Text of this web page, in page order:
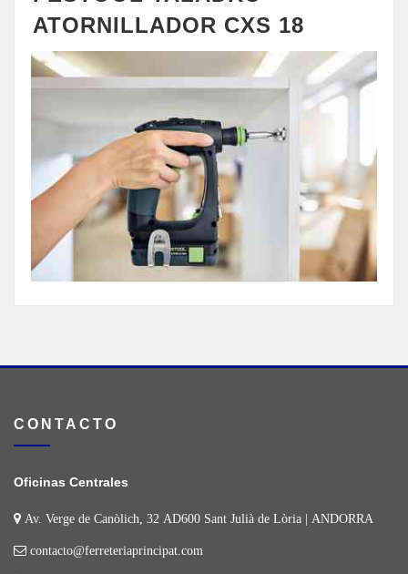
ATORNILLADOR CXS 18
CONTACTO
Oficinas Centrales
Av. Verge de Canòlich, 32 AD600 Sant Julià de Lòria | ANDORRA
contacto@ferreteriaprincipat.com